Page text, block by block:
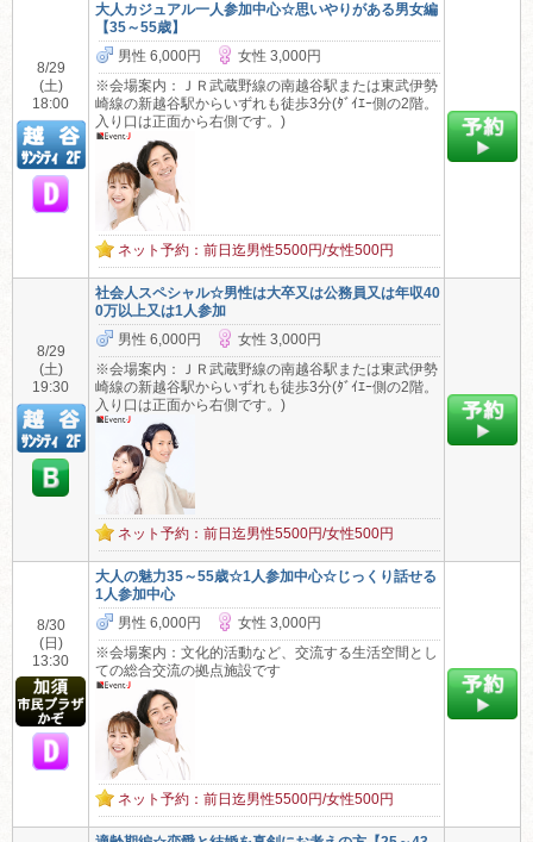
8/29
(土)
18:00
大人カジュアル一人参加中心☆思いやりがある男女編
【35～55歳】
男性 6,000円
女性 3,000円
※会場案内：ＪＲ武蔵野線の南越谷駅または東武伊勢
崎線の新越谷駅からいずれも徒歩3分(ﾀﾞｲｴｰ側の2階。
入り口は正面から右側です。)
ネット予約：前日迄男性5500円/女性500円
8/29
(土)
19:30
社会人スペシャル☆男性は大卒又は公務員又は年収40
0万以上又は1人参加
男性 6,000円
女性 3,000円
※会場案内：ＪＲ武蔵野線の南越谷駅または東武伊勢
崎線の新越谷駅からいずれも徒歩3分(ﾀﾞｲｴｰ側の2階。
入り口は正面から右側です。)
ネット予約：前日迄男性5500円/女性500円
8/30
(日)
13:30
大人の魅力35～55歳☆1人参加中心☆じっくり話せる
1人参加中心
男性 6,000円
女性 3,000円
※会場案内：文化的活動など、交流する生活空間とし
ての総合交流の拠点施設です
ネット予約：前日迄男性5500円/女性500円